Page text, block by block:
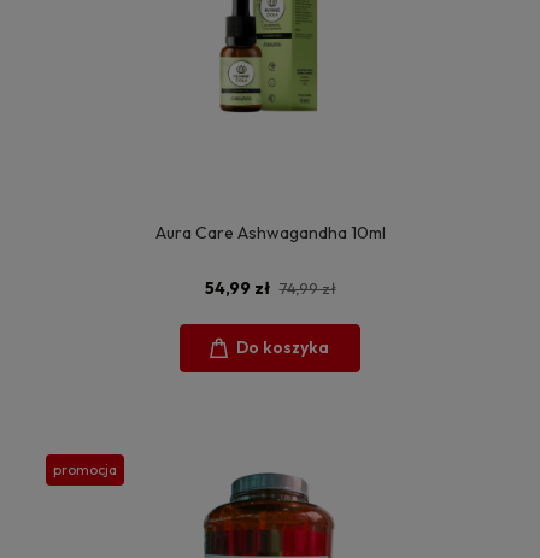
Aura Care Ashwagandha 10ml
54,99 zł 74,99 zł
Do koszyka
promocja